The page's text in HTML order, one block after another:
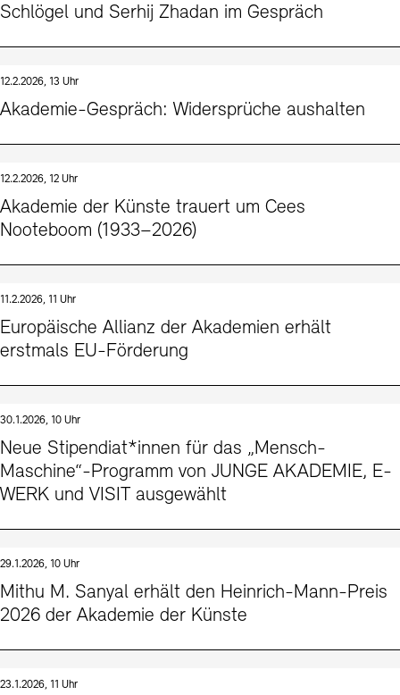
Schlögel und Serhij Zhadan im Gespräch
12.2.2026, 13 Uhr
Akademie-Gespräch: Widersprüche aushalten
12.2.2026, 12 Uhr
Akademie der Künste trauert um Cees
Nooteboom (1933–2026)
11.2.2026, 11 Uhr
Europäische Allianz der Akademien erhält
erstmals EU-Förderung
30.1.2026, 10 Uhr
Neue Stipendiat*innen für das „Mensch-
Maschine“-Programm von JUNGE AKADEMIE, E-
WERK und VISIT ausgewählt
29.1.2026, 10 Uhr
Mithu M. Sanyal erhält den Heinrich-Mann-Preis
2026 der Akademie der Künste
23.1.2026, 11 Uhr